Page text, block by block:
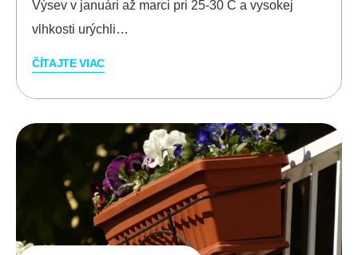
Výsev v januári až marci pri 25-30 C a vysokej
vlhkosti urýchli…
ČÍTAJTE VIAC